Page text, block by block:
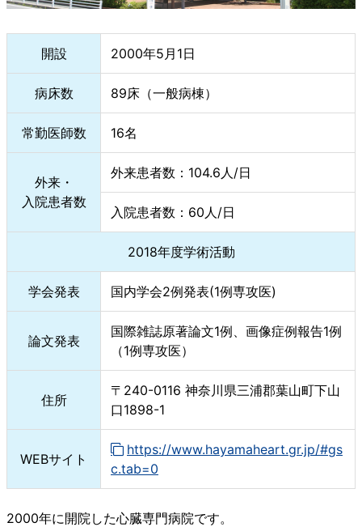
開設 2000年5月1日
病床数 89床（一般病棟）
常勤医師数 16名
外来・
入院患者数
外来患者数：104.6人/日
入院患者数：60人/日
2018年度学術活動
学会発表 国内学会2例発表(1例専攻医)
論文発表
国際雑誌原著論文1例、画像症例報告1例
（1例専攻医）
住所
〒240-0116 神奈川県三浦郡葉山町下山
口1898-1
WEBサイト
https://www.hayamaheart.gr.jp/#gs
c.tab=0
2000年に開院した心臓専門病院です。